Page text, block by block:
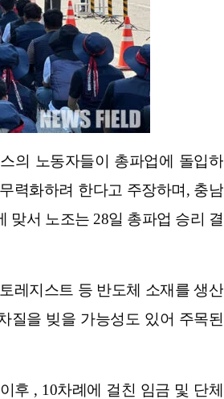
의 노동자들이 총파업에 돌입하
력화하려 한다고 주장하며, 충남
맞서 노조는 28일 총파업 승리 결
레지스트 등 반도체 소재를 생산
질을 빚을 가능성도 있어 주목된
후 , 10차례에 걸친 임금 및 단체